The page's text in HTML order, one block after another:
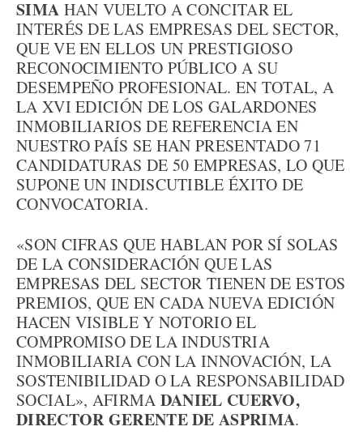
SIMA HAN VUELTO A CONCITAR EL
INTERÉS DE LAS EMPRESAS DEL SECTOR,
QUE VE EN ELLOS UN PRESTIGIOSO
RECONOCIMIENTO PÚBLICO A SU
DESEMPEÑO PROFESIONAL. EN TOTAL, A
LA XVI EDICIÓN DE LOS GALARDONES
INMOBILIARIOS DE REFERENCIA EN
NUESTRO PAÍS SE HAN PRESENTADO 71
CANDIDATURAS DE 50 EMPRESAS, LO QUE
SUPONE UN INDISCUTIBLE ÉXITO DE
CONVOCATORIA.
«SON CIFRAS QUE HABLAN POR SÍ SOLAS
DE LA CONSIDERACIÓN QUE LAS
EMPRESAS DEL SECTOR TIENEN DE ESTOS
PREMIOS, QUE EN CADA NUEVA EDICIÓN
HACEN VISIBLE Y NOTORIO EL
COMPROMISO DE LA INDUSTRIA
INMOBILIARIA CON LA INNOVACIÓN, LA
SOSTENIBILIDAD O LA RESPONSABILIDAD
SOCIAL», AFIRMA DANIEL CUERVO,
DIRECTOR GERENTE DE ASPRIMA.